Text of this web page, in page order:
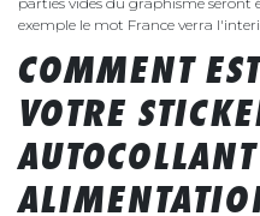
exemple le mot France verra
COMMENT
VOTRE
AUTOCOLLANT